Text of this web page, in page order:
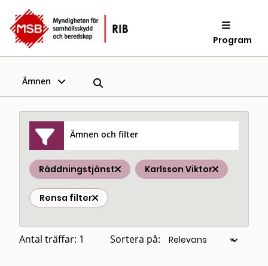
Program
Ämnen
Ämnen och filter
Räddningstjänst Karlsson Viktor
Rensa filter
Antal träffar: 1 Sortera på: